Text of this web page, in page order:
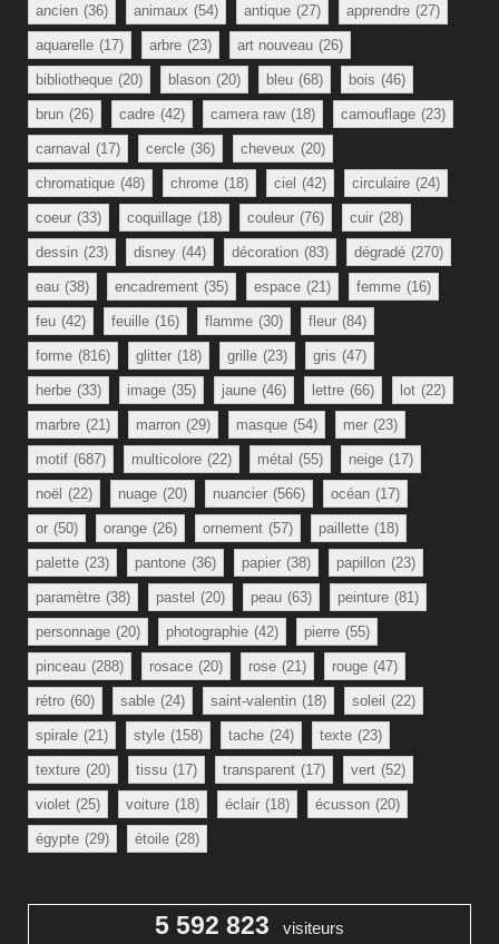
ancien (36) animaux (54) antique (27) apprendre (27)
aquarelle (17) arbre (23) art nouveau (26)
bibliotheque (20) blason (20) bleu (68) bois (46)
brun (26) cadre (42) camera raw (18) camouflage (23)
carnaval (17) cercle (36) cheveux (20)
chromatique (48) chrome (18) ciel (42) circulaire (24)
coeur (33) coquillage (18) couleur (76) cuir (28)
dessin (23) disney (44) décoration (83) dégradé (270)
eau (38) encadrement (35) espace (21) femme (16)
feu (42) feuille (16) flamme (30) fleur (84)
forme (816) glitter (18) grille (23) gris (47)
herbe (33) image (35) jaune (46) lettre (66) lot (22)
marbre (21) marron (29) masque (54) mer (23)
motif (687) multicolore (22) métal (55) neige (17)
noël (22) nuage (20) nuancier (566) océan (17)
or (50) orange (26) ornement (57) paillette (18)
palette (23) pantone (36) papier (38) papillon (23)
paramètre (38) pastel (20) peau (63) peinture (81)
personnage (20) photographie (42) pierre (55)
pinceau (288) rosace (20) rose (21) rouge (47)
rétro (60) sable (24) saint-valentin (18) soleil (22)
spirale (21) style (158) tache (24) texte (23)
texture (20) tissu (17) transparent (17) vert (52)
violet (25) voiture (18) éclair (18) écusson (20)
égypte (29) étoile (28)
5 592 823 visiteurs